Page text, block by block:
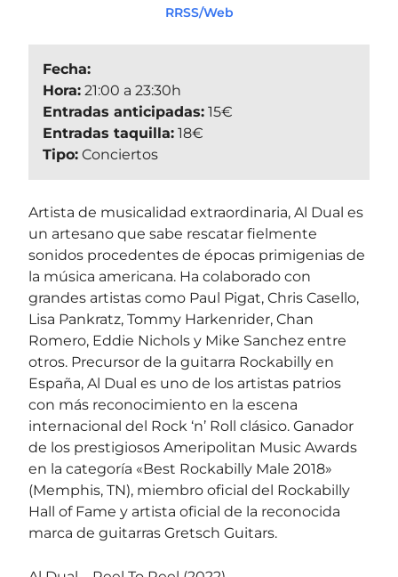
RRSS/Web
Fecha:
Hora: 21:00 a 23:30h
Entradas anticipadas: 15€
Entradas taquilla: 18€
Tipo: Conciertos
Artista de musicalidad extraordinaria, Al Dual es
un artesano que sabe rescatar fielmente
sonidos procedentes de épocas primigenias de
la música americana. Ha colaborado con
grandes artistas como Paul Pigat, Chris Casello,
Lisa Pankratz, Tommy Harkenrider, Chan
Romero, Eddie Nichols y Mike Sanchez entre
otros. Precursor de la guitarra Rockabilly en
España, Al Dual es uno de los artistas patrios
con más reconocimiento en la escena
internacional del Rock ‘n’ Roll clásico. Ganador
de los prestigiosos Ameripolitan Music Awards
en la categoría «Best Rockabilly Male 2018»
(Memphis, TN), miembro oficial del Rockabilly
Hall of Fame y artista oficial de la reconocida
marca de guitarras Gretsch Guitars.